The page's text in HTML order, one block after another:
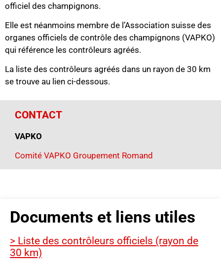
officiel des champignons.
Elle est néanmoins membre de l’Association suisse des
organes officiels de contrôle des champignons (VAPKO)
qui référence les contrôleurs agréés.
La liste des contrôleurs agréés dans un rayon de 30 km
se trouve au lien ci-dessous.
CONTACT
VAPKO
Comité VAPKO Groupement Romand
Documents et liens utiles
> Liste des contrôleurs officiels (rayon de
30 km)